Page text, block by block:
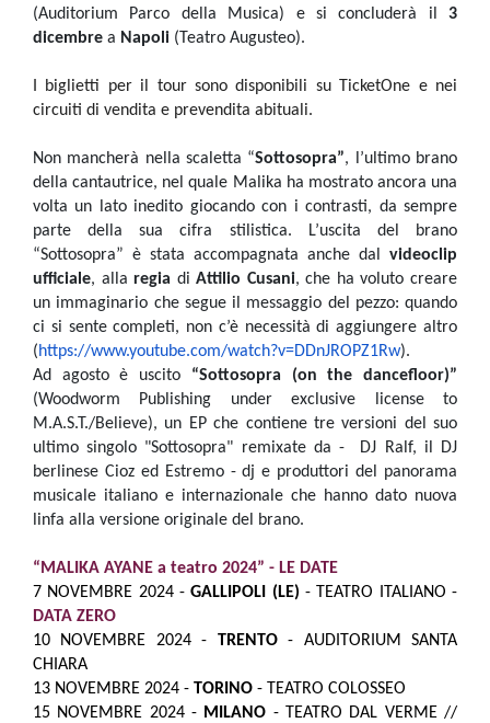
(Auditorium Parco della Musica) e si concluderà il 3
dicembre a Napoli (Teatro Augusteo).
I biglietti per il tour sono disponibili su TicketOne e nei
circuiti di vendita e prevendita abituali.
Non mancherà nella scaletta “Sottosopra”, l’ultimo brano
della cantautrice, nel quale Malika ha mostrato ancora una
volta un lato inedito giocando con i contrasti, da sempre
parte della sua cifra stilistica. L’uscita del brano
“Sottosopra” è stata accompagnata anche dal videoclip
ufficiale, allaregia di Attilio Cusani, che ha voluto creare
un immaginario che segue il messaggio del pezzo: quando
ci si sente completi, non c’è necessità di aggiungere altro
(https://www.youtube.com/watch?v=DDnJROPZ1Rw).
Ad agosto è uscito “Sottosopra (on the dancefloor)”
(Woodworm Publishing under exclusive license to
M.A.S.T./Believe), un EP che contiene tre versioni del suo
ultimo singolo "Sottosopra" remixate da - DJ Ralf, il DJ
berlinese Cioz ed Estremo - dj e produttori del panorama
musicale italiano e internazionale che hanno dato nuova
linfa alla versione originale del brano.
“MALIKA AYANE a teatro 2024” - LE DATE
7 NOVEMBRE 2024 -GALLIPOLI (LE)- TEATRO ITALIANO -
DATA ZERO
10 NOVEMBRE 2024 - TRENTO- AUDITORIUM SANTA
CHIARA
13 NOVEMBRE 2024 - TORINO - TEATRO COLOSSEO
15 NOVEMBRE 2024 - MILANO - TEATRO DAL VERME //